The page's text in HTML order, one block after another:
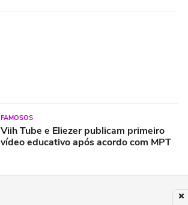
FAMOSOS
Viih Tube e Eliezer publicam primeiro
vídeo educativo após acordo com MPT